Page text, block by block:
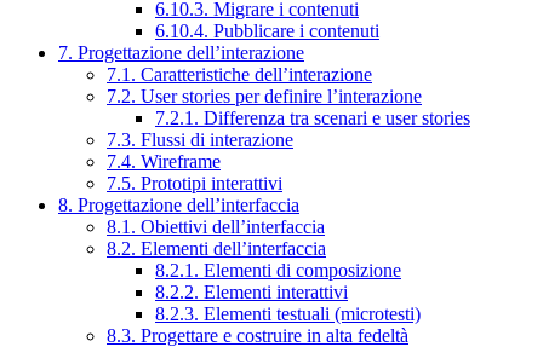
6.10.3. Migrare i contenuti
6.10.4. Pubblicare i contenuti
7. Progettazione dell’interazione
7.1. Caratteristiche dell’interazione
7.2. User stories per definire l’interazione
7.2.1. Differenza tra scenari e user stories
7.3. Flussi di interazione
7.4. Wireframe
7.5. Prototipi interattivi
8. Progettazione dell’interfaccia
8.1. Obiettivi dell’interfaccia
8.2. Elementi dell’interfaccia
8.2.1. Elementi di composizione
8.2.2. Elementi interattivi
8.2.3. Elementi testuali (microtesti)
8.3. Progettare e costruire in alta fedeltà